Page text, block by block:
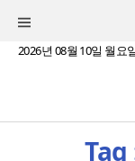
2026년 08월 10일 월요
Tag